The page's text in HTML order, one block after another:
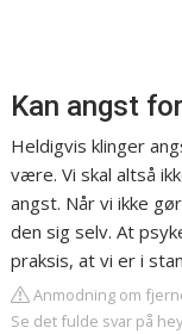
Kan angst
Heldigvis klinger
være. Vi skal altså
angst. Når vi ikke
den sig selv. At
praksis, at vi er i
Anmodning om
Se det fulde svar på